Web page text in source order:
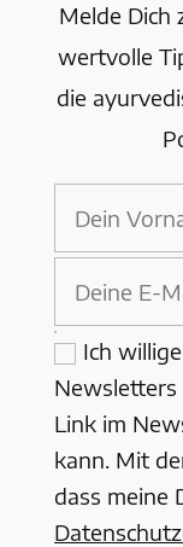
Melde Dich
wertvolle
die
Ich
Newsletters
Link im
kann. Mit
dass meine